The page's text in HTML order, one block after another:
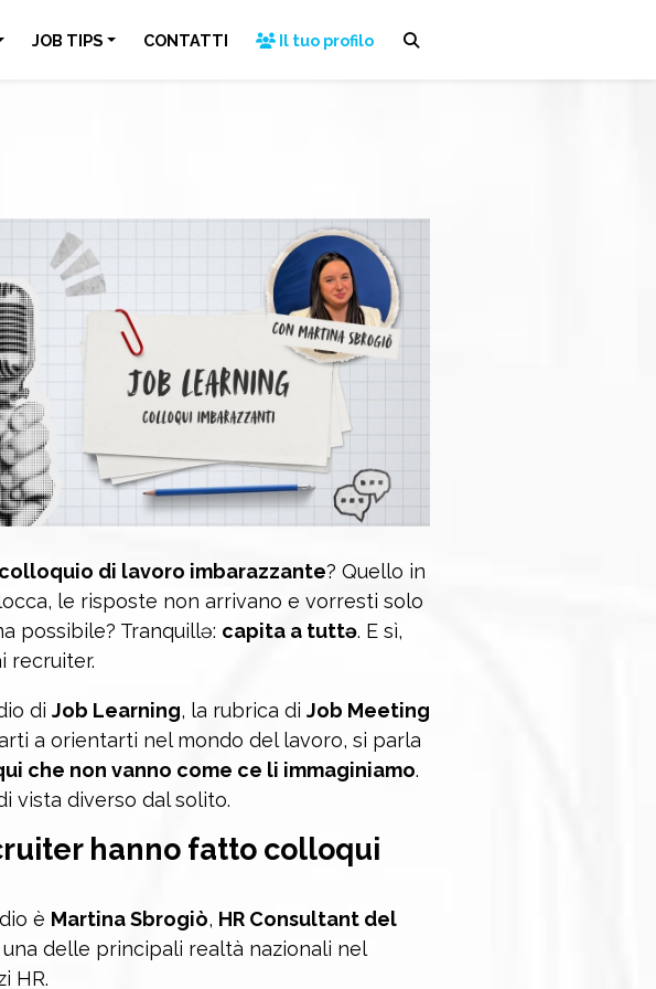
JOB TIPS CONTATTI Il tuo profilo
colloquio di lavoro imbarazzante? Quello in
le risposte non arrivano e vorresti solo
possibile? Tranquillə: capita a tuttə. E sì,
recruiter.
di Job Learning, la rubrica di Job Meeting
a orientarti nel mondo del lavoro, si parla
che non vanno come ce li immaginiamo.
vista diverso dal solito.
hanno fatto colloqui
è Martina Sbrogiò, HR Consultant del
una delle principali realtà nazionali nel
HR.